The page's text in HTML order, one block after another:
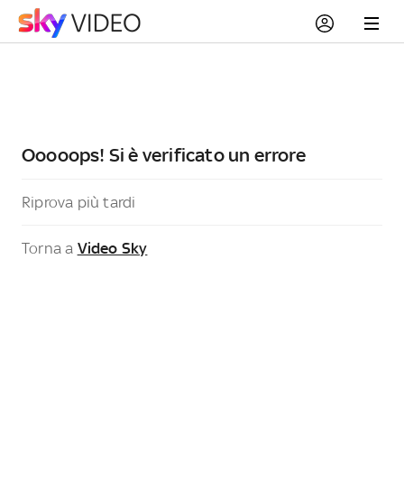
Ooooops! Si è verificato un errore
Riprova più tardi
Torna a Video Sky